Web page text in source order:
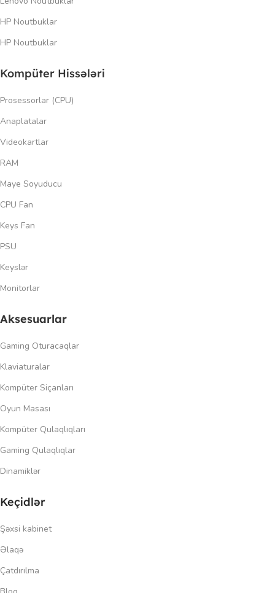
HP Noutbuklar
HP Noutbuklar
Kompüter Hissələri
Prosessorlar (CPU)
Anaplatalar
Videokartlar
RAM
Maye Soyuducu
CPU Fan
Keys Fan
PSU
Keyslər
Monitorlar
Aksesuarlar
Gaming Oturacaqlar
Klaviaturalar
Kompüter Siçanları
Oyun Masası
Kompüter Qulaqlıqları
Gaming Qulaqlıqlar
Dinamiklər
Keçidlər
Şəxsi kabinet
Əlaqə
Çatdırılma